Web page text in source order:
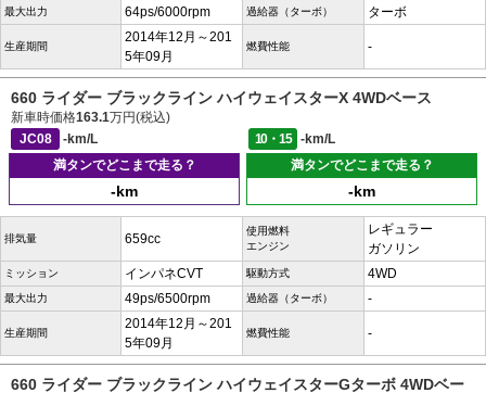
最大出力 64ps/6000rpm 過給器（ターボ） ターボ
生産期間
2014年12月～201
5年09月
燃費性能 -
660 ライダー ブラックライン ハイウェイスターX 4WDベース
新車時価格163.1万円(税込)
JC08
-km/L 10・15
-km/L
満タンでどこまで走る？
-km
満タンでどこまで走る？
-km
排気量 659cc
使用燃料
エンジン
レギュラー
ガソリン
ミッション インパネCVT 駆動方式 4WD
最大出力 49ps/6500rpm 過給器（ターボ） -
生産期間
2014年12月～201
5年09月
燃費性能 -
660 ライダー ブラックライン ハイウェイスターGターボ 4WDベー